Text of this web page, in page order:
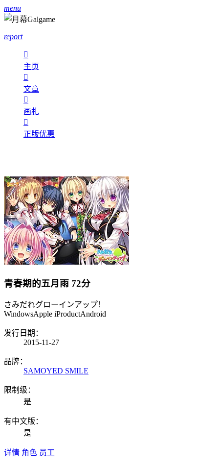
menu
report

主页

文章

画札

正版优惠
青春期的五月雨 72分
さみだれグローインアップ！
WindowsApple iProductAndroid
发行日期：
2015-11-27
品牌：
SAMOYED SMILE
限制级：
是
有中文版：
是
详情 角色 员工